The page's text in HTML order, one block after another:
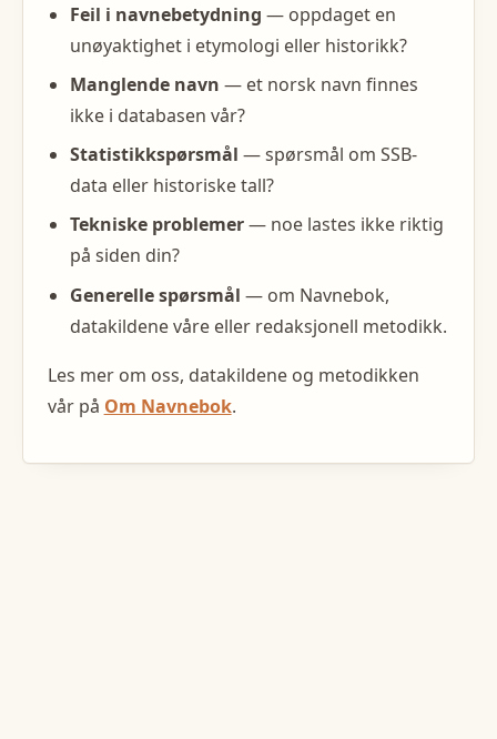
Feil i navnebetydning — oppdaget en
unøyaktighet i etymologi eller historikk?
Manglende navn — et norsk navn finnes
ikke i databasen vår?
Statistikkspørsmål — spørsmål om SSB-
data eller historiske tall?
Tekniske problemer— noe lastes ikke riktig
på siden din?
Generelle spørsmål — om Navnebok,
datakildene våre eller redaksjonell metodikk.
Les mer om oss, datakildene og metodikken
vår på Om Navnebok.